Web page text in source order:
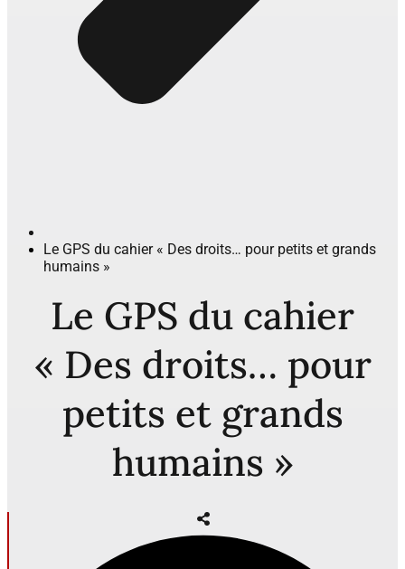
Le GPS du cahier « Des droits… pour petits et grands
humains »
Le GPS du cahier
« Des droits… pour
petits et grands
humains »